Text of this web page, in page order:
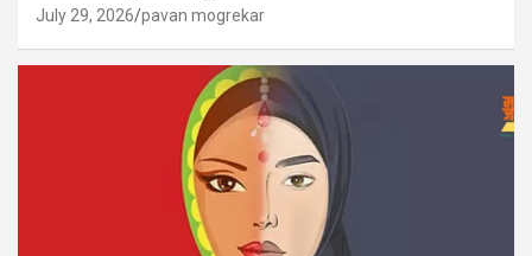
July 29, 2026 pavan mogrekar